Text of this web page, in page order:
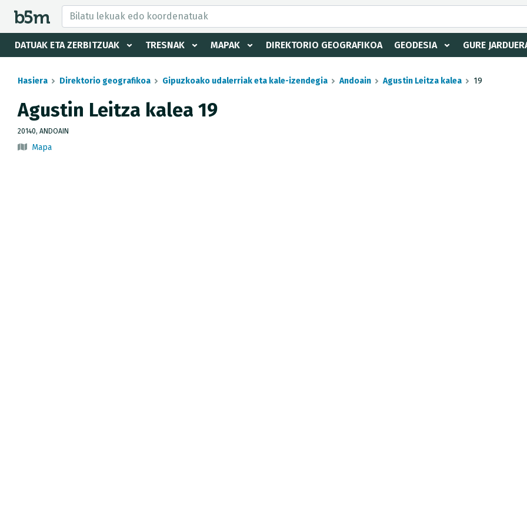
DATUAK ETA ZERBITZUAK TRESNAK MAPAK DIREKTORIO GEOGRAFIKOA GEODESIA GURE
eta direktorioa izkutatu
Hasiera Direktorio geografikoa Gipuzkoako udalerriak eta kale-izendegia Andoain Agustin Leitza kalea 19
Agustin Leitza kalea 19
20140, ANDOAIN
Mapa